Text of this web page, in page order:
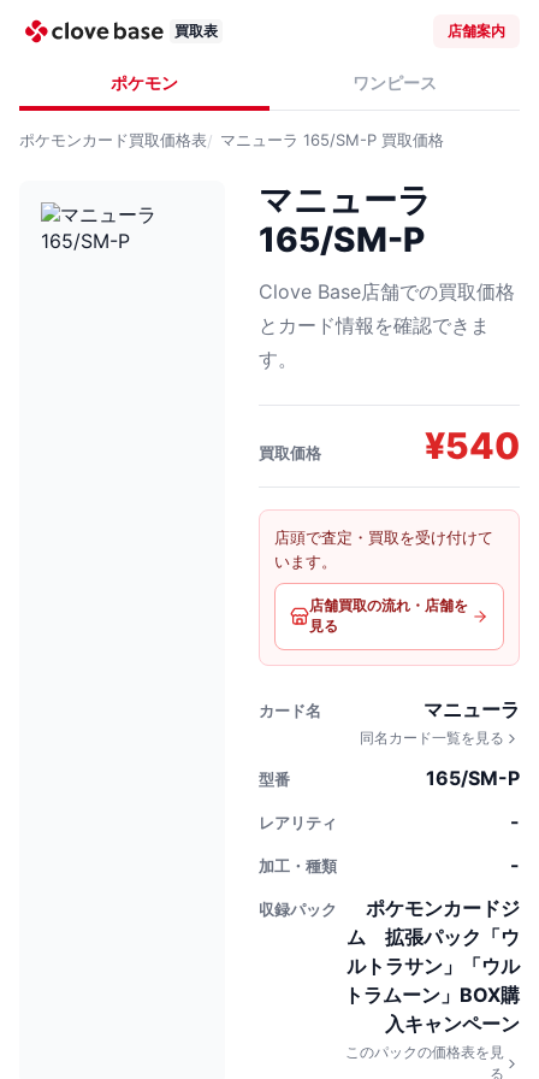
買取表 店舗案内
ポケモン ワンピース
ポケモンカード買取価格表 マニューラ 165/SM-P 買取価格
マニューラ
165/SM-P
Clove Base店舗での買取価格
とカード情報を確認できま
す。
買取価格 ¥540
店頭で査定・買取を受け付けて
います。
店舗買取の流れ・店舗を
見る
カード名 マニューラ
同名カード一覧を見る
型番 165/SM-P
レアリティ -
加工・種類 -
収録パック
ポケモンカードジ
ム 拡張パック「ウ
ルトラサン」「ウル
トラムーン」BOX購
入キャンペーン
このパックの価格表を見
る